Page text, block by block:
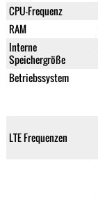
CPU-Frequenz
RAM
Interne
Speichergröße
Betriebssystem
LTE Frequenzen